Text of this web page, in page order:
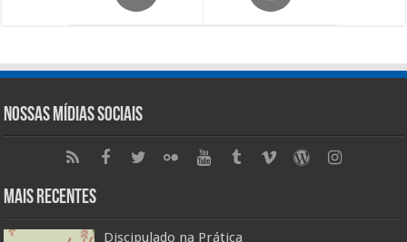
Nossas Mídias Sociais
Mais Recentes
Discipulado na Prática